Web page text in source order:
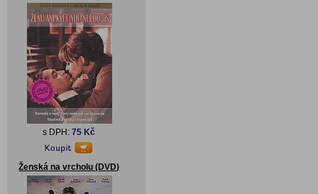
s DPH:75 Kč
Ženská na vrcholu (DVD)